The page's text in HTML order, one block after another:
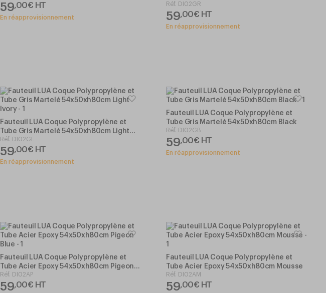
59,00€ HT
En réapprovisionnement
Green
Réf. DI02GR
59,00€ HT
En réapprovisionnement
Fauteuil LUA Coque Polypropylène et
Tube Gris Martelé 54x50xh80cm Light
Ivory
Réf. DI02GL
59,00€ HT
En réapprovisionnement
Fauteuil LUA Coque Polypropylène et
Tube Gris Martelé 54x50xh80cm Black
Réf. DI02GB
59,00€ HT
En réapprovisionnement
Fauteuil LUA Coque Polypropylène et
Tube Acier Epoxy 54x50xh80cm Pigeon
Blue
Réf. DI02AP
59,00€ HT
Fauteuil LUA Coque Polypropylène et
Tube Acier Epoxy 54x50xh80cm Mousse
Réf. DI02AM
59,00€ HT